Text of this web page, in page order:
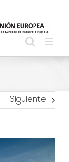
Siguiente